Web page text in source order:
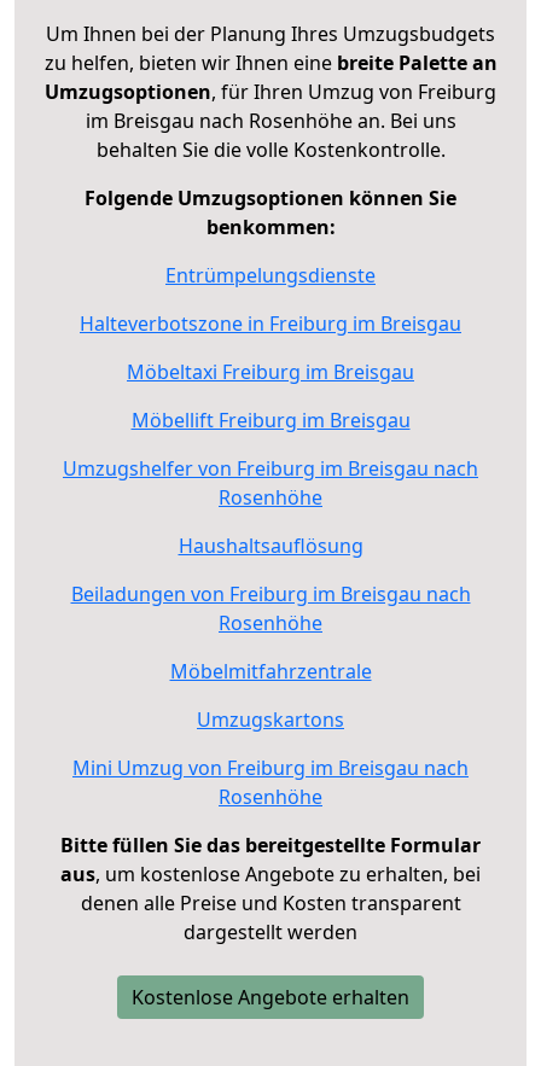
Um Ihnen bei der Planung Ihres Umzugsbudgets
zu helfen, bieten wir Ihnen eine breite Palette an
Umzugsoptionen, für Ihren Umzug von Freiburg
im Breisgau nach Rosenhöhe an. Bei uns
behalten Sie die volle Kostenkontrolle.
Folgende Umzugsoptionen können Sie
benkommen:
Entrümpelungsdienste
Halteverbotszone in Freiburg im Breisgau
Möbeltaxi Freiburg im Breisgau
Möbellift Freiburg im Breisgau
Umzugshelfer von Freiburg im Breisgau nach
Rosenhöhe
Haushaltsauflösung
Beiladungen von Freiburg im Breisgau nach
Rosenhöhe
Möbelmitfahrzentrale
Umzugskartons
Mini Umzug von Freiburg im Breisgau nach
Rosenhöhe
Bitte füllen Sie das bereitgestellte Formular
aus, um kostenlose Angebote zu erhalten, bei
denen alle Preise und Kosten transparent
dargestellt werden
Kostenlose Angebote erhalten